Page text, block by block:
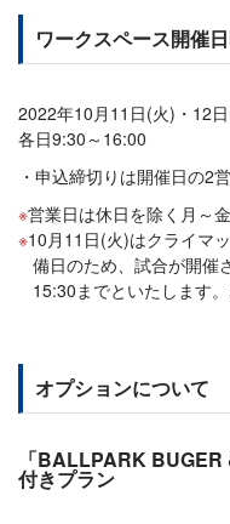
ワークスペース開催
2022年10月11日(火)・12
各日9:30～16:00
申込締切りは開催日の2
営業日は休日を除く月～
10月11日(火)はクライマ
備日のため、試合が開催
15:30までといたします
オプションについて
「BALLPARK
付きプラン